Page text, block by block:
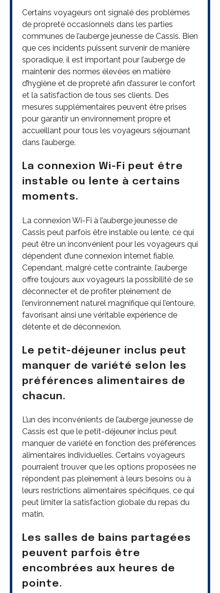
Certains voyageurs ont signalé des problèmes
de propreté occasionnels dans les parties
communes de l’auberge jeunesse de Cassis. Bien
que ces incidents puissent survenir de manière
sporadique, il est important pour l’auberge de
maintenir des normes élevées en matière
d’hygiène et de propreté afin d’assurer le confort
et la satisfaction de tous ses clients. Des
mesures supplémentaires peuvent être prises
pour garantir un environnement propre et
accueillant pour tous les voyageurs séjournant
dans l’auberge.
La connexion Wi-Fi peut être
instable ou lente à certains
moments.
La connexion Wi-Fi à l’auberge jeunesse de
Cassis peut parfois être instable ou lente, ce qui
peut être un inconvénient pour les voyageurs qui
dépendent d’une connexion internet fiable.
Cependant, malgré cette contrainte, l’auberge
offre toujours aux voyageurs la possibilité de se
déconnecter et de profiter pleinement de
l’environnement naturel magnifique qui l’entoure,
favorisant ainsi une véritable expérience de
détente et de déconnexion.
Le petit-déjeuner inclus peut
manquer de variété selon les
préférences alimentaires de
chacun.
L’un des inconvénients de l’auberge jeunesse de
Cassis est que le petit-déjeuner inclus peut
manquer de variété en fonction des préférences
alimentaires individuelles. Certains voyageurs
pourraient trouver que les options proposées ne
répondent pas pleinement à leurs besoins ou à
leurs restrictions alimentaires spécifiques, ce qui
peut limiter la satisfaction globale du repas du
matin.
Les salles de bains partagées
peuvent parfois être
encombrées aux heures de
pointe.